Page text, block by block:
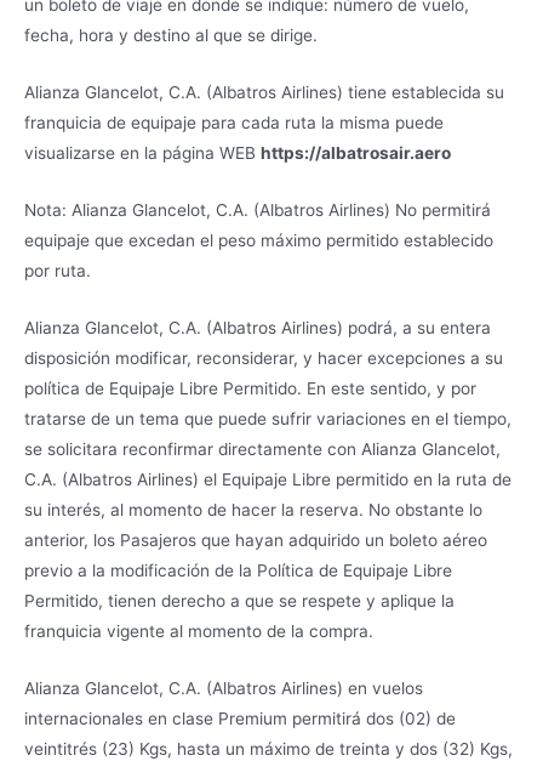
un boleto de viaje en donde se indique: número de vuelo,
fecha, hora y destino al que se dirige.
Alianza Glancelot, C.A. (Albatros Airlines) tiene establecida su
franquicia de equipaje para cada ruta la misma puede
visualizarse en la página WEB https://albatrosair.aero
Nota: Alianza Glancelot, C.A. (Albatros Airlines) No permitirá
equipaje que excedan el peso máximo permitido establecido
por ruta.
Alianza Glancelot, C.A. (Albatros Airlines) podrá, a su entera
disposición modificar, reconsiderar, y hacer excepciones a su
política de Equipaje Libre Permitido. En este sentido, y por
tratarse de un tema que puede sufrir variaciones en el tiempo,
se solicitara reconfirmar directamente con Alianza Glancelot,
C.A. (Albatros Airlines) el Equipaje Libre permitido en la ruta de
su interés, al momento de hacer la reserva. No obstante lo
anterior, los Pasajeros que hayan adquirido un boleto aéreo
previo a la modificación de la Política de Equipaje Libre
Permitido, tienen derecho a que se respete y aplique la
franquicia vigente al momento de la compra.
Alianza Glancelot, C.A. (Albatros Airlines) en vuelos
internacionales en clase Premium permitirá dos (02) de
veintitrés (23) Kgs, hasta un máximo de treinta y dos (32) Kgs,